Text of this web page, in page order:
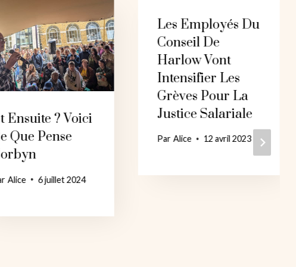
Ensuite ? Voici
Que Pense
Alice 6 juillet 2024
Les Employés Du
Conseil De
Harlow Vont
Intensifier Les
Grèves Pour La
Justice Salariale
ParAlice 12 avril 2023